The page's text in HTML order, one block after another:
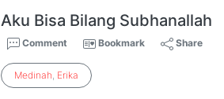
Aku Bisa Bilang Subhanallah
Comment Bookmark Share
Medinah, Erika